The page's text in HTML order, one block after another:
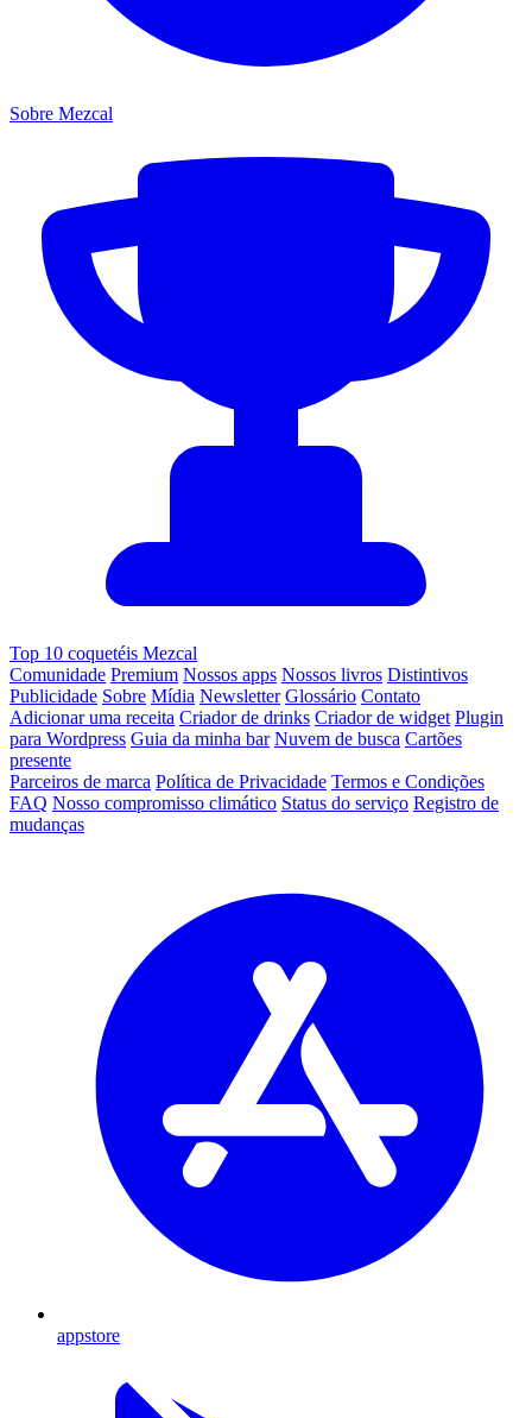
Sobre Mezcal
Top 10 coquetéis Mezcal
Comunidade Premium Nossos apps Nossos livros Distintivos
Publicidade Sobre Mídia Newsletter Glossário Contato
Adicionar uma receita Criador de drinks Criador de widget Plugin
para Wordpress Guia da minha bar Nuvem de busca Cartões
presente
Parceiros de marca Política de Privacidade Termos e Condições
FAQ Nosso compromisso climático Status do serviço Registro de
mudanças
appstore